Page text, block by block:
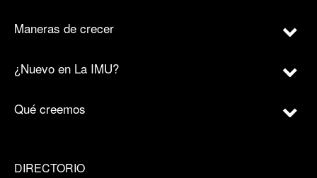
Maneras de crecer
¿Nuevo en La IMU?
Qué creemos
DIRECTORIO